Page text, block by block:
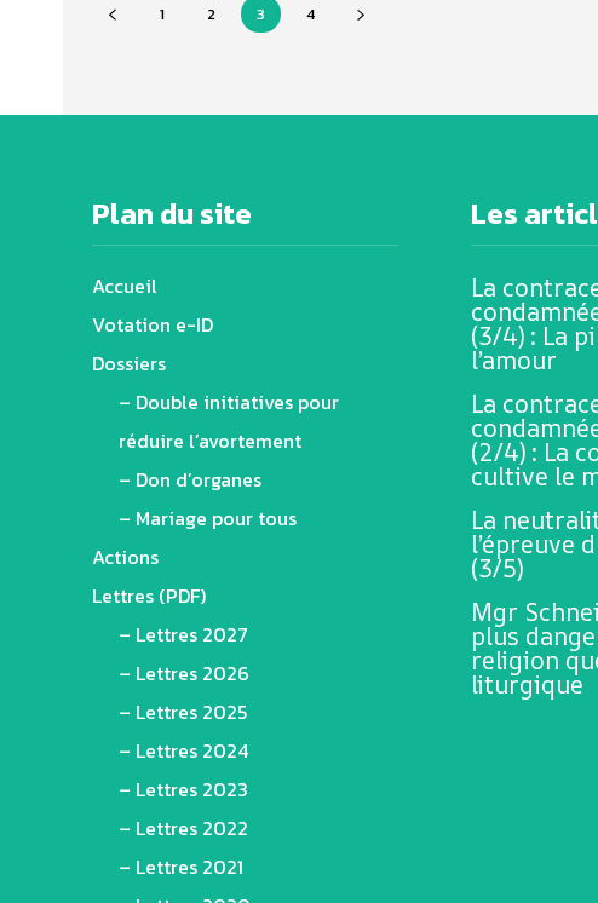
1 2 3 4
Plan du site
Accueil
Votation e-ID
Dossiers
– Double initiatives pour
réduire l’avortement
– Don d’organes
– Mariage pour tous
Actions
Lettres (PDF)
– Lettres 2027
– Lettres 2026
– Lettres 2025
– Lettres 2024
– Lettres 2023
– Lettres 2022
– Lettres 2021
Les
La
(3/4) : La
l’amour
La
(2/4) : La
cultive le
La
l’épreuve
(3/5)
Mgr
plus
religion
liturgique